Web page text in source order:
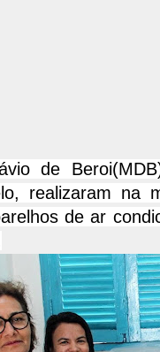
de
realizaram na
de ar